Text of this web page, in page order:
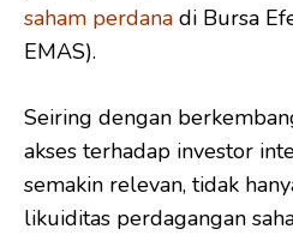
saham perdana di Bursa
EMAS).
Seiring dengan
akses terhadap investor
semakin relevan, tidak
likuiditas perdagangan